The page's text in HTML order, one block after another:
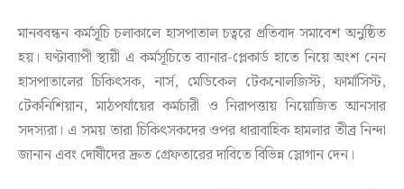
মানববন্ধন কর্মসূচি চলাকালে হাসপাতাল চত্বরে প্রতিবাদ সমাবেশ অনুষ্ঠিত
হয়। ঘণ্টাব্যাপী স্থায়ী এ কর্মসূচিতে ব্যানার-প্লেকার্ড হাতে নিয়ে অংশ নেন
হাসপাতালের চিকিৎসক, নার্স, মেডিকেল টেকনোলজিস্ট, ফার্মাসিস্ট,
টেকনিশিয়ান, মাঠপর্যায়ের কর্মচারী ও নিরাপত্তায় নিয়োজিত আনসার
সদস্যরা। এ সময় তারা চিকিৎসকদের ওপর ধারাবাহিক হামলার তীব্র নিন্দা
জানান এবং দোষীদের দ্রুত গ্রেফতারের দাবিতে বিভিন্ন স্লোগান দেন।